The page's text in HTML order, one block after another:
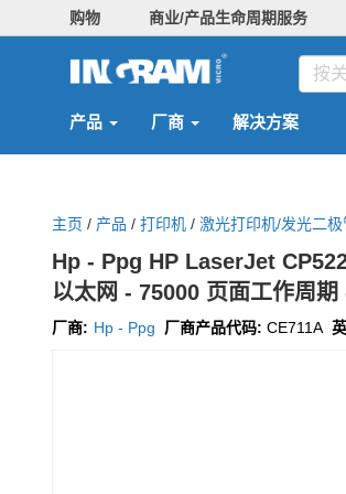
购物 商业/产品生命周期服务
产品 厂商 解决方案
主页 / 产品 / 打印机 / 激光打印机/发光二
Hp - Ppg HP LaserJet
以太网 - 75000 页面工作周
厂商: Hp - Ppg 厂商产品代码: CE711A